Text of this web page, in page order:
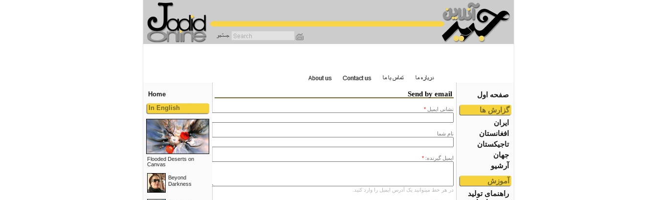
صفحه اول
گزارش ها
ایران
افغانستان
تاجیکستان
جهان
آرشیو
آموزش
راهنمای تولید
Home
In English
Flooded Deserts on
Canvas
Beyond
Darkness
Send by email
نشانى ايميل *
نام شما
ایمیل گیرنده: *
در هر خط میتوانید یک آدرس ایمیل را وارد کنید.